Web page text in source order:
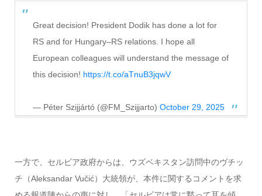
Great decision! President Dodik has done a lot for
RS and for Hungary–RS relations. I hope all
European colleagues will understand the message of
this decision! https://t.co/aTnuB3jqwV
— Péter Szijjártó (@FM_Szijjarto) October 29, 2025
一方で、セルビア政府からは、ウズベキスタン訪問中のヴチッ
チ（Aleksandar Vučić）大統領が、本件に関するコメントを求